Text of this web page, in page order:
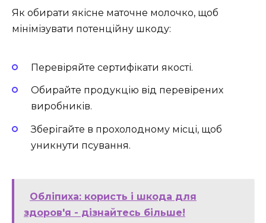
Як обирати якісне маточне молочко, щоб
мінімізувати потенційну шкоду:
Перевіряйте сертифікати якості.
Обирайте продукцію від перевірених
виробників.
Зберігайте в прохолодному місці, щоб
уникнути псування.
Обліпиха: користь і шкода для
здоров'я - дізнайтесь більше!